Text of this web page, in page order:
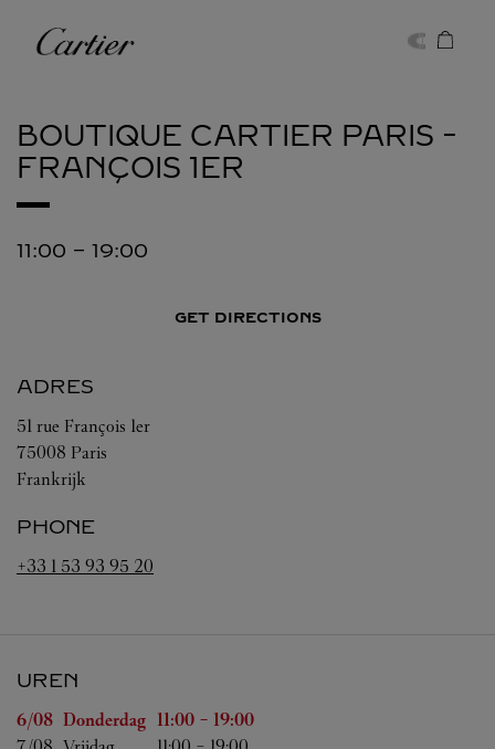
Cartier
BOUTIQUE CARTIER PARIS -
FRANÇOIS 1ER
11:00 - 19:00
GET DIRECTIONS
ADRES
51 rue François 1er
75008 Paris
Frankrijk
PHONE
+33 1 53 93 95 20
UREN
WeekdagUren
6/08 Donderdag 11:00 - 19:00